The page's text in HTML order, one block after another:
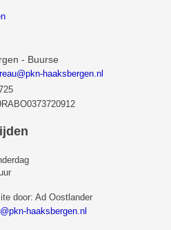
- Buurse
haaksbergen.nl
574 1725
door: Ad Oostlander
haaksbergen.nl